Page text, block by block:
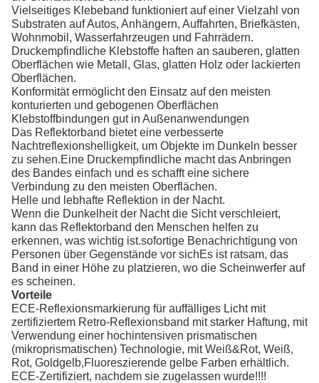
Vielseitiges Klebeband funktioniert auf einer Vielzahl von
Substraten auf Autos, Anhängern, Auffahrten, Briefkästen,
Wohnmobil, Wasserfahrzeugen und Fahrrädern.
Druckempfindliche Klebstoffe haften an sauberen, glatten
Oberflächen wie Metall, Glas, glatten Holz oder lackierten
Oberflächen.
Konformität ermöglicht den Einsatz auf den meisten
konturierten und gebogenen Oberflächen
Klebstoffbindungen gut in Außenanwendungen
Das Reflektorband bietet eine verbesserte
Nachtreflexionshelligkeit, um Objekte im Dunkeln besser
zu sehen.Eine Druckempfindliche macht das Anbringen
des Bandes einfach und es schafft eine sichere
Verbindung zu den meisten Oberflächen.
Helle und lebhafte Reflektion in der Nacht.
Wenn die Dunkelheit der Nacht die Sicht verschleiert,
kann das Reflektorband den Menschen helfen zu
erkennen, was wichtig ist.sofortige Benachrichtigung von
Personen über Gegenstände vor sichEs ist ratsam, das
Band in einer Höhe zu platzieren, wo die Scheinwerfer auf
es scheinen.
Vorteile
ECE-Reflexionsmarkierung für auffälliges Licht mit
zertifiziertem Retro-Reflexionsband mit starker Haftung, mit
Verwendung einer hochintensiven prismatischen
(mikroprismatischen) Technologie, mit Weiß&Rot, Weiß,
Rot, Goldgelb,Fluoreszierende gelbe Farben erhältlich.
ECE-Zertifiziert, nachdem sie zugelassen wurde!!!!